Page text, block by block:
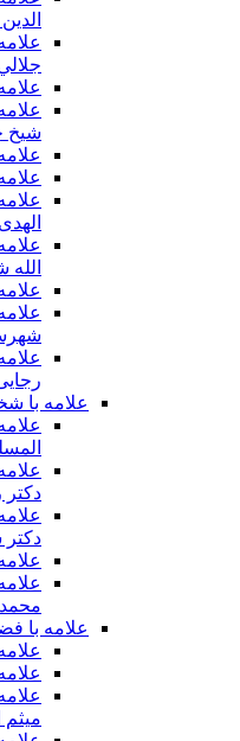
شیخ
الهدی
الله
علامه با
دکتر
علامه با
میثم